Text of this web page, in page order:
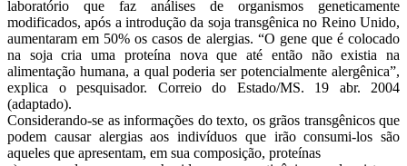
laboratório que faz análises de organismos geneticamente
modificados, após a introdução da soja transgênica no Reino Unido,
aumentaram em 50% os casos de alergias. “O gene que é colocado
na soja cria uma proteína nova que até então não existia na
alimentação humana, a qual poderia ser potencialmente alergênica”,
explica o pesquisador. Correio do Estado/MS. 19 abr. 2004
(adaptado).
Considerando-se as informações do texto, os grãos transgênicos que
podem causar alergias aos indivíduos que irão consumi-los são
aqueles que apresentam, em sua composição, proteínas